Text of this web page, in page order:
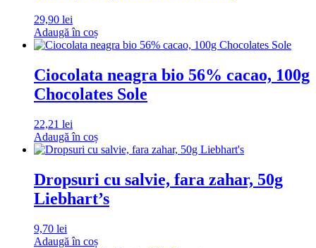
29,90 lei
Adaugă în coș
Ciocolata neagra bio 56% cacao, 100g
Chocolates Sole
22,21 lei
Adaugă în coș
Dropsuri cu salvie, fara zahar, 50g
Liebhart’s
9,70 lei
Adaugă în coș